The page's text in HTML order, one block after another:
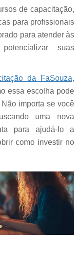
de capacitação,
para profissionais
para atender às
suas
da FaSouza,
essa escolha pode
importa se você
uma nova
para ajudá-lo a
como investir no